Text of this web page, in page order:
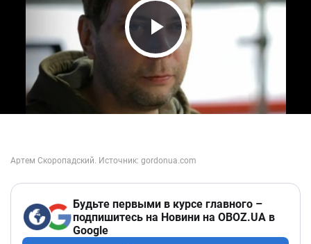
Play Video
Будьте первыми в курсе главного –
подпишитесь на Новини на OBOZ.UA в
Google